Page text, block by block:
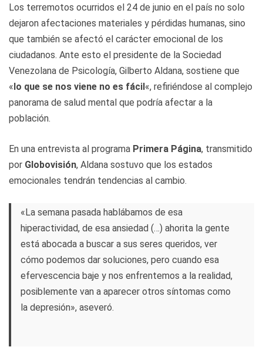
Los terremotos ocurridos el 24 de junio en el país no solo
dejaron afectaciones materiales y pérdidas humanas, sino
que también se afectó el carácter emocional de los
ciudadanos. Ante esto el presidente de la Sociedad
Venezolana de Psicología, Gilberto Aldana, sostiene que
«lo que se nos viene no es fácil«, refiriéndose al complejo
panorama de salud mental que podría afectar a la
población.
En una entrevista al programa Primera Página, transmitido
por Globovisión, Aldana sostuvo que los estados
emocionales tendrán tendencias al cambio.
«La semana pasada hablábamos de esa
hiperactividad, de esa ansiedad (…) ahorita la gente
está abocada a buscar a sus seres queridos, ver
cómo podemos dar soluciones, pero cuando esa
efervescencia baje y nos enfrentemos a la realidad,
posiblemente van a aparecer otros síntomas como
la depresión», aseveró.